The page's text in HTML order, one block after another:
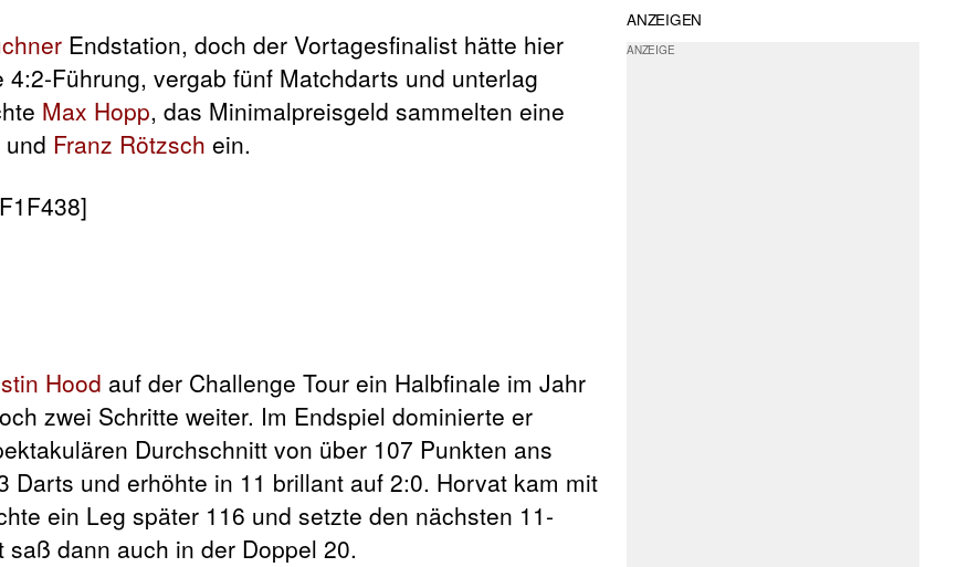
Endstation, doch der Vortagesfinalist hätte hier
Führung, vergab fünf Matchdarts und unterlag
Max Hopp, das Minimalpreisgeld sammelten eine
und Franz Rötzsch ein.
Hood auf der Challenge Tour ein Halbfinale im Jahr
zwei Schritte weiter. Im Endspiel dominierte er
Durchschnitt von über 107 Punkten ans
und erhöhte in 11 brillant auf 2:0. Horvat kam mit
ein Leg später 116 und setzte den nächsten 11-
dann auch in der Doppel 20.
ANZEIGEN